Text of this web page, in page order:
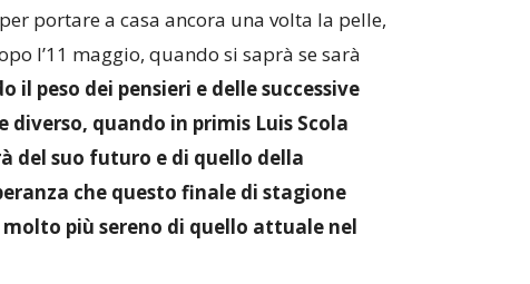
portare a casa ancora una volta la pelle,
l’11 maggio, quando si saprà se sarà
il peso dei pensieri e delle successive
quando in primis Luis Scola
del suo futuro e di quello della
che questo finale di stagione
più sereno di quello attuale nel